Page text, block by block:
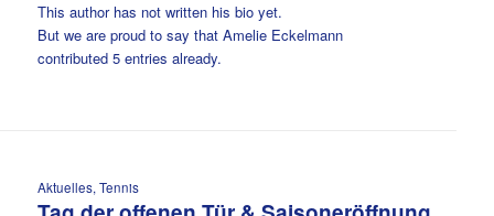
This author has not written his bio yet.
But we are proud to say that Amelie Eckelmann
contributed 5 entries already.
Aktuelles, Tennis